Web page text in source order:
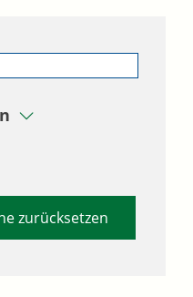
zurücksetzen